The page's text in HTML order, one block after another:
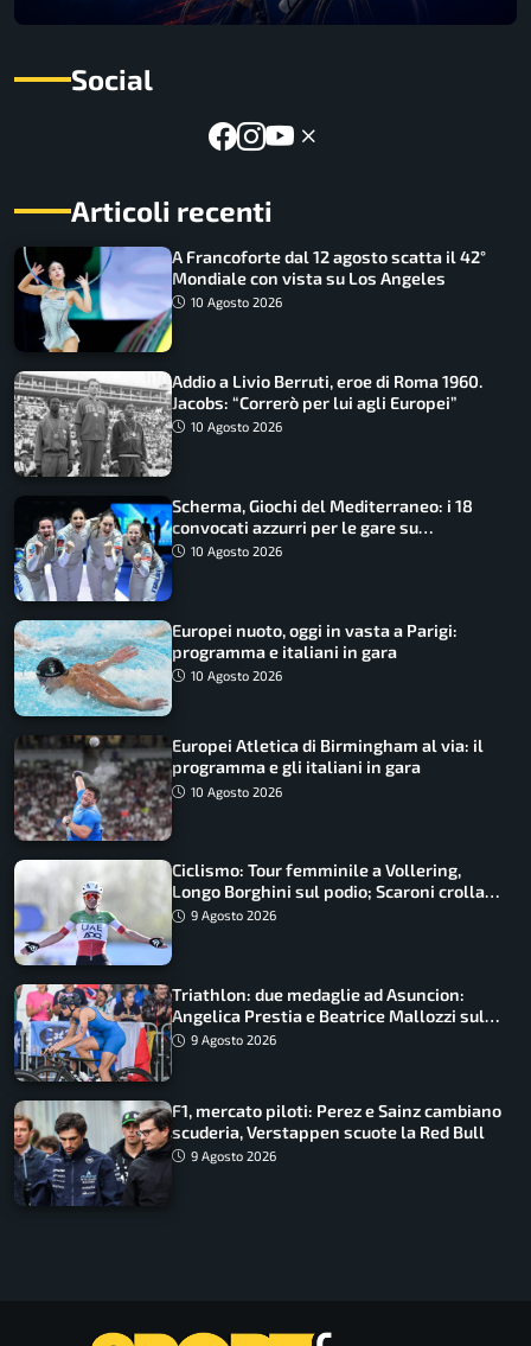
Social
Articoli recenti
A Francoforte dal 12 agosto scatta il 42°
Mondiale con vista su Los Angeles
10 Agosto 2026
Addio a Livio Berruti, eroe di Roma 1960.
Jacobs: “Correrò per lui agli Europei”
10 Agosto 2026
Scherma, Giochi del Mediterraneo: i 18
convocati azzurri per le gare su
SportFaceTV
10 Agosto 2026
Europei nuoto, oggi in vasta a Parigi:
programma e italiani in gara
10 Agosto 2026
Europei Atletica di Birmingham al via: il
programma e gli italiani in gara
10 Agosto 2026
Ciclismo: Tour femminile a Vollering,
Longo Borghini sul podio; Scaroni crolla
in Polonia
9 Agosto 2026
Triathlon: due medaglie ad Asuncion:
Angelica Prestia e Beatrice Mallozzi sul
podio
9 Agosto 2026
F1, mercato piloti: Perez e Sainz cambiano
scuderia, Verstappen scuote la Red Bull
9 Agosto 2026